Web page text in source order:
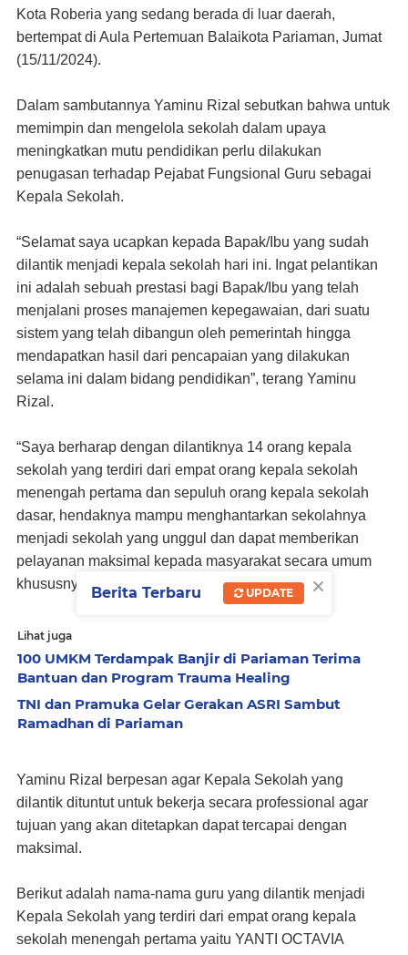
Kota Roberia yang sedang berada di luar daerah,
bertempat di Aula Pertemuan Balaikota Pariaman, Jumat
(15/11/2024).
Dalam sambutannya Yaminu Rizal sebutkan bahwa untuk
memimpin dan mengelola sekolah dalam upaya
meningkatkan mutu pendidikan perlu dilakukan
penugasan terhadap Pejabat Fungsional Guru sebagai
Kepala Sekolah.
“Selamat saya ucapkan kepada Bapak/Ibu yang sudah
dilantik menjadi kepala sekolah hari ini. Ingat pelantikan
ini adalah sebuah prestasi bagi Bapak/Ibu yang telah
menjalani proses manajemen kepegawaian, dari suatu
sistem yang telah dibangun oleh pemerintah hingga
mendapatkan hasil dari pencapaian yang dilakukan
selama ini dalam bidang pendidikan”, terang Yaminu
Rizal.
“Saya berharap dengan dilantiknya 14 orang kepala
sekolah yang terdiri dari empat orang kepala sekolah
menengah pertama dan sepuluh orang kepala sekolah
dasar, hendaknya mampu menghantarkan sekolahnya
menjadi sekolah yang unggul dan dapat memberikan
pelayanan maksimal kepada masyarakat secara umum
khususnya dunia pendidikan”, ulas Yaminu.
Lihat juga
100 UMKM Terdampak Banjir di Pariaman Terima
Bantuan dan Program Trauma Healing
TNI dan Pramuka Gelar Gerakan ASRI Sambut
Ramadhan di Pariaman
Yaminu Rizal berpesan agar Kepala Sekolah yang
dilantik dituntut untuk bekerja secara professional agar
tujuan yang akan ditetapkan dapat tercapai dengan
maksimal.
Berikut adalah nama-nama guru yang dilantik menjadi
Kepala Sekolah yang terdiri dari empat orang kepala
sekolah menengah pertama yaitu YANTI OCTAVIA
×
Berita Terbaru UPDATE